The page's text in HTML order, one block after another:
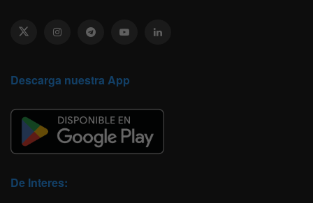
Descarga nuestra App
De Interes: